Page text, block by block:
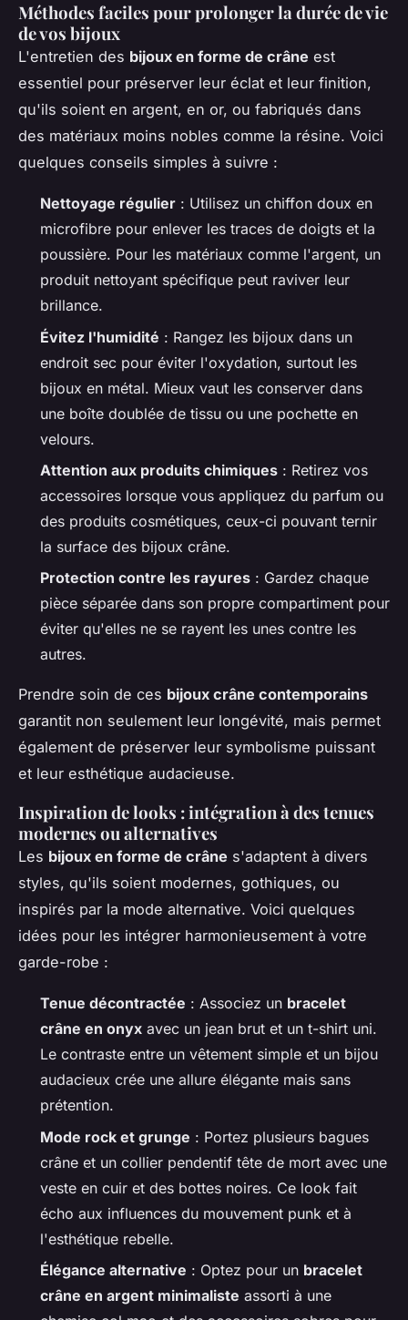
Méthodes faciles pour prolonger la durée de vie
de vos bijoux
L'entretien des bijoux en forme de crâne est
essentiel pour préserver leur éclat et leur finition,
qu'ils soient en argent, en or, ou fabriqués dans
des matériaux moins nobles comme la résine. Voici
quelques conseils simples à suivre :
Nettoyage régulier : Utilisez un chiffon doux en
microfibre pour enlever les traces de doigts et la
poussière. Pour les matériaux comme l'argent, un
produit nettoyant spécifique peut raviver leur
brillance.
Évitez l'humidité : Rangez les bijoux dans un
endroit sec pour éviter l'oxydation, surtout les
bijoux en métal. Mieux vaut les conserver dans
une boîte doublée de tissu ou une pochette en
velours.
Attention aux produits chimiques : Retirez vos
accessoires lorsque vous appliquez du parfum ou
des produits cosmétiques, ceux-ci pouvant ternir
la surface des bijoux crâne.
Protection contre les rayures : Gardez chaque
pièce séparée dans son propre compartiment pour
éviter qu'elles ne se rayent les unes contre les
autres.
Prendre soin de ces bijoux crâne contemporains
garantit non seulement leur longévité, mais permet
également de préserver leur symbolisme puissant
et leur esthétique audacieuse.
Inspiration de looks : intégration à des tenues
modernes ou alternatives
Les bijoux en forme de crâne s'adaptent à divers
styles, qu'ils soient modernes, gothiques, ou
inspirés par la mode alternative. Voici quelques
idées pour les intégrer harmonieusement à votre
garde-robe :
Tenue décontractée : Associez un bracelet
crâne en onyx avec un jean brut et un t-shirt uni.
Le contraste entre un vêtement simple et un bijou
audacieux crée une allure élégante mais sans
prétention.
Mode rock et grunge : Portez plusieurs bagues
crâne et un collier pendentif tête de mort avec une
veste en cuir et des bottes noires. Ce look fait
écho aux influences du mouvement punk et à
l'esthétique rebelle.
Élégance alternative : Optez pour un bracelet
crâne en argent minimaliste assorti à une